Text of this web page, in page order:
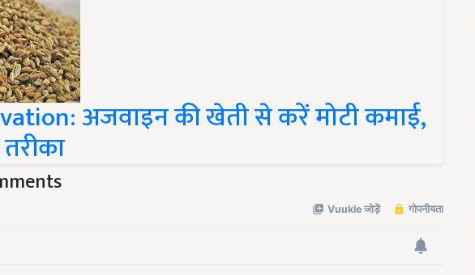
अजवाइन की खेती से करें मोटी कमाई,